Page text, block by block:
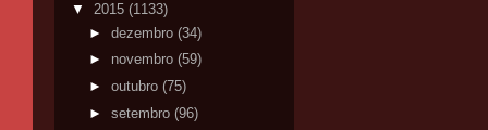
▼ 2015 (1133)
► dezembro (34)
► novembro (59)
► outubro (75)
► setembro (96)